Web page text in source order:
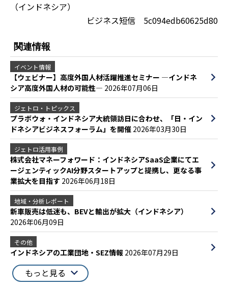
（インドネシア）
ビジネス短信 5c094edb60625d80
関連情報
イベント情報
【ウェビナー】高度外国人材活躍推進セミナー ―インドネ
シア高度外国人材の可能性― 2026年07月06日
ジェトロ・トピックス
プラボウォ・インドネシア大統領訪日に合わせ、「日・イン
ドネシアビジネスフォーラム」を開催 2026年03月30日
ジェトロ活用事例
株式会社マネーフォワード：インドネシアSaaS企業にてエ
ージェンティックAI分野スタートアップと提携し、更なる事
業拡大を目指す 2026年06月18日
地域・分析レポート
新車販売は低迷も、BEVと輸出が拡大（インドネシア）
2026年06月09日
その他
インドネシアの工業団地・SEZ情報 2026年07月29日
もっと見る